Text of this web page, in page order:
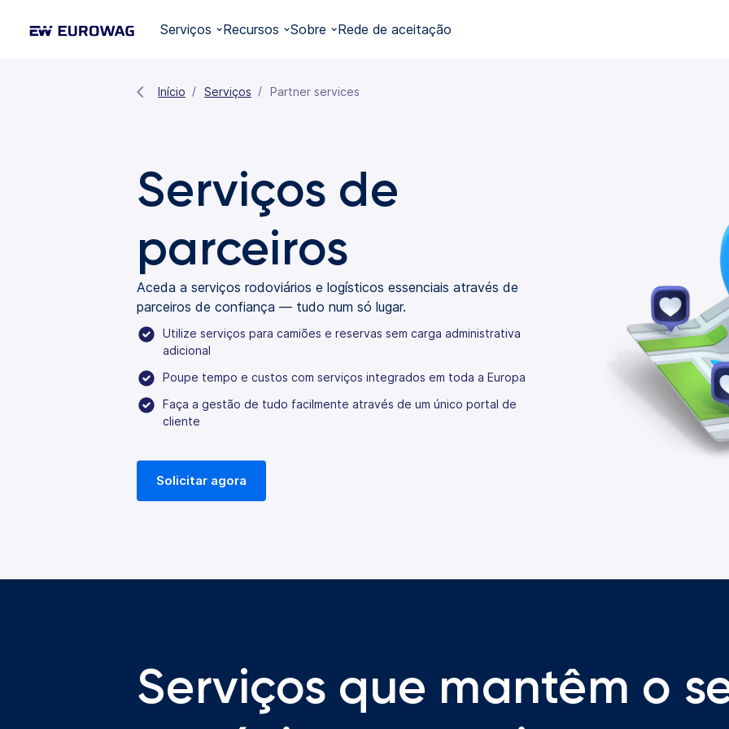
Serviços Recursos Sobre Rede de aceitação
Início Serviços Partner services
Serviços de
parceiros
Aceda a serviços rodoviários e logísticos essenciais através de
parceiros de confiança — tudo num só lugar.
Utilize serviços para camiões e reservas sem carga administrativa
adicional
Poupe tempo e custos com serviços integrados em toda a Europa
Faça a gestão de tudo facilmente através de um único portal de
cliente
Solicitar agora
Serviços que mantêm o